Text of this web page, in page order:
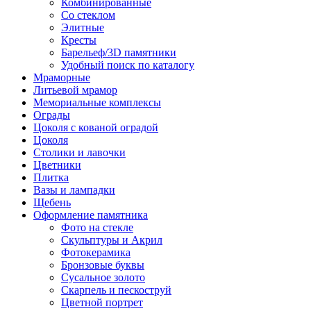
Комбинированные
Со стеклом
Элитные
Кресты
Барельеф/3D памятники
Удобный поиск по каталогу
Мраморные
Литьевой мрамор
Мемориальные комплексы
Ограды
Цоколя с кованой оградой
Цоколя
Столики и лавочки
Цветники
Плитка
Вазы и лампадки
Щебень
Оформление памятника
Фото на стекле
Скульптуры и Акрил
Фотокерамика
Бронзовые буквы
Сусальное золото
Скарпель и пескоструй
Цветной портрет